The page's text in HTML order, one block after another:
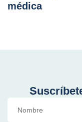
médica